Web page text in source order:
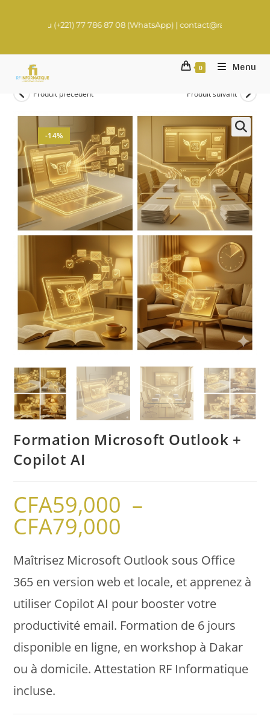
au (+221) 77 786 87 08 (WhatsApp) | contact@rachadifils.com
0 Menu
-14%
Produit précédent Produit suivant
Formation Microsoft Outlook +
Copilot AI
CFA59,000 –
CFA79,000
Maîtrisez Microsoft Outlook sous Office
365 en version web et locale, et apprenez à
utiliser Copilot AI pour booster votre
productivité email. Formation de 6 jours
disponible en ligne, en workshop à Dakar
ou à domicile. Attestation RF Informatique
incluse.